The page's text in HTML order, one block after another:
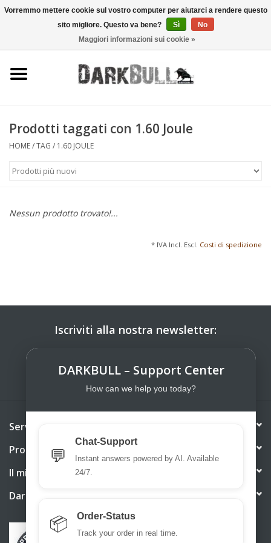
0 Articoli - €0,00
tiro
all'aperto
Prodotti taggati con 1.60 Joule
HOME/TAG / 1.60 JOULE
Nessun prodotto trovato!...
* IVA Incl. Escl. Costi di spedizione
Iscriviti alla nostra newsletter:
Servizio di assistenza
Prodotti
Il mio account
DarkBull TrendStore
Vorremmo mettere cookie sul vostro computer per aiutarci a rendere questo
sito migliore. Questo va bene?
Sì
No
Maggiori informazioni sui cookie »
DARKBULL – Support Center
How can we help you today?
💬
Chat-Support
Instant answers powered by AI. Available
24/7.
📦 Order-Status
Track your order in real time.